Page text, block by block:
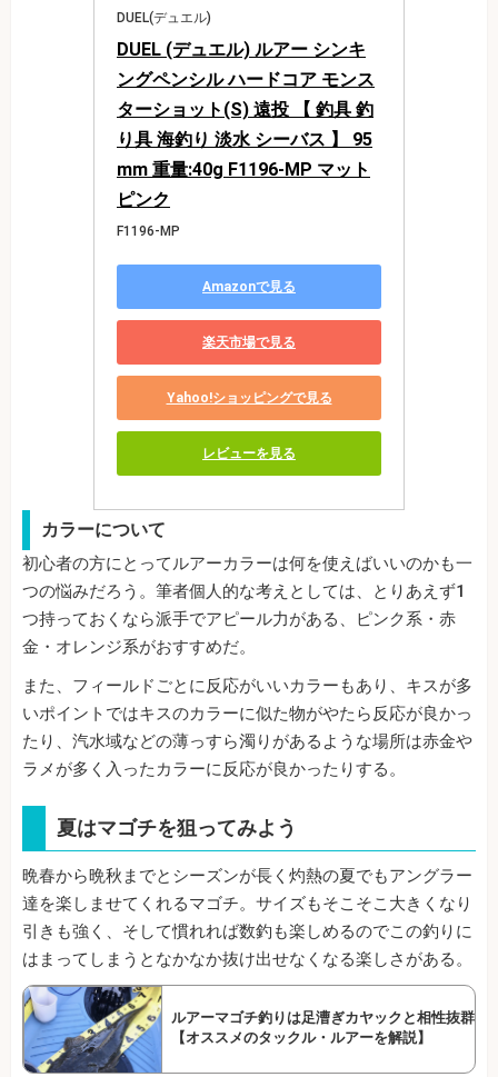
DUEL(デュエル)
DUEL (デュエル) ルアー シンキ
ングペンシル ハードコア モンス
ターショット(S) 遠投 【 釣具 釣
り具 海釣り 淡水 シーバス 】 95
mm 重量:40g F1196-MP マット
ピンク
F1196-MP
Amazonで見る
楽天市場で見る
Yahoo!ショッピングで見る
レビューを見る
カラーについて
初心者の方にとってルアーカラーは何を使えばいいのかも一
つの悩みだろう。筆者個人的な考えとしては、とりあえず1
つ持っておくなら派手でアピール力がある、ピンク系・赤
金・オレンジ系がおすすめだ。
また、フィールドごとに反応がいいカラーもあり、キスが多
いポイントではキスのカラーに似た物がやたら反応が良かっ
たり、汽水域などの薄っすら濁りがあるような場所は赤金や
ラメが多く入ったカラーに反応が良かったりする。
夏はマゴチを狙ってみよう
晩春から晩秋までとシーズンが長く灼熱の夏でもアングラー
達を楽しませてくれるマゴチ。サイズもそこそこ大きくなり
引きも強く、そして慣れれば数釣も楽しめるのでこの釣りに
はまってしまうとなかなか抜け出せなくなる楽しさがある。
ルアーマゴチ釣りは足漕ぎカヤックと相性抜群
【オススメのタックル・ルアーを解説】